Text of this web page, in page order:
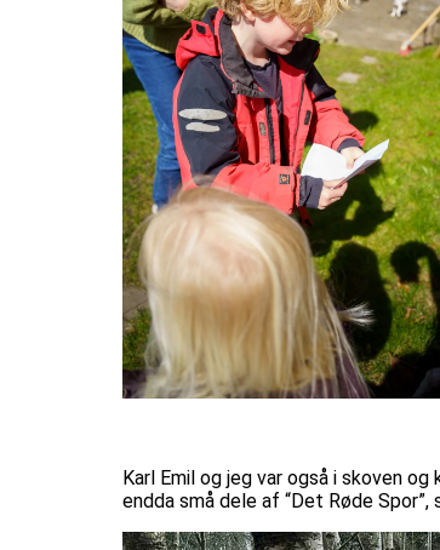
Karl Emil og jeg var også i skoven
endda små dele af “Det Røde